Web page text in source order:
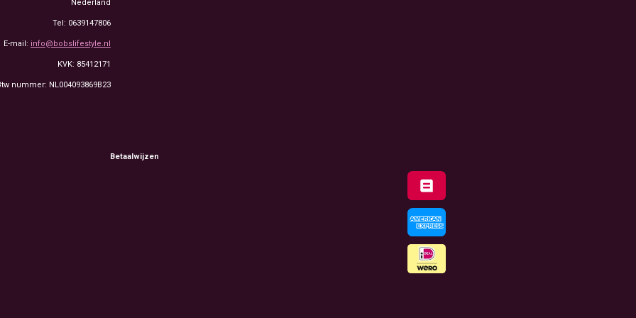
Nederland
Tel: 0639147806
E-mail: info@bobslifestyle.nl
KVK: 85412171
nummer: NL004093869B23
Betaalwijzen